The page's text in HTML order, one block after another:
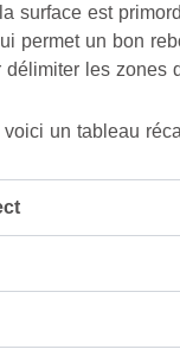
surface est
permet un bon
les zones
un tableau